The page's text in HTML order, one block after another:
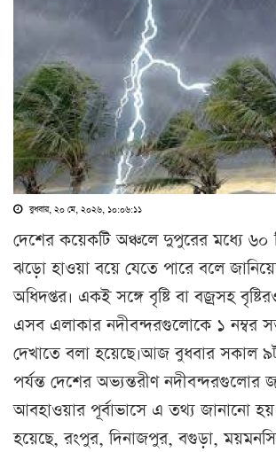
বুধবার, ২০ মে, ২০২৬, ১০:০৬:১১
দেশের কয়েকটি অঞ্চলে দুপুরের মধ্যে ৬০
ঝড়ো হাওয়া বয়ে যেতে পারে বলে
অধিদপ্তর। একই সঙ্গে বৃষ্টি বা বজ্রসহ
এসব এলাকার নদীবন্দরগুলোকে ১ নম্বর
দেখাতে বলা হয়েছে।আজ বুধবার সকাল
পর্যন্ত দেশের অভ্যন্তরীণ নদীবন্দরগুলোর
আবহাওয়ার পূর্বাভাসে এ তথ্য জানানো
হয়েছে, রংপুর, দিনাজপুর, বগুড়া,